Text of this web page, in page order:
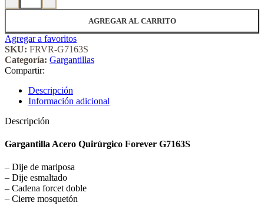
AGREGAR AL CARRITO
Agregar a favoritos
SKU: FRVR-G7163S
Categoría: Gargantillas
Compartir:
Descripción
Información adicional
Descripción
Gargantilla Acero Quirúrgico Forever G7163S
– Dije de mariposa
– Dije esmaltado
– Cadena forcet doble
– Cierre mosquetón